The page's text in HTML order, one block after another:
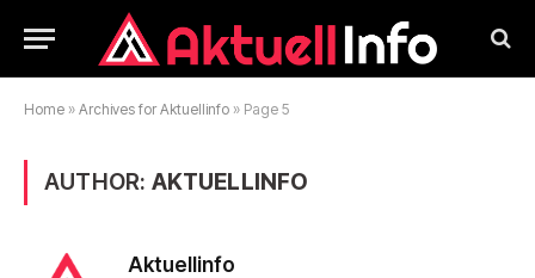
Home » Archives for Aktuellinfo » Page 5
AUTHOR: AKTUELLINFO
Aktuellinfo